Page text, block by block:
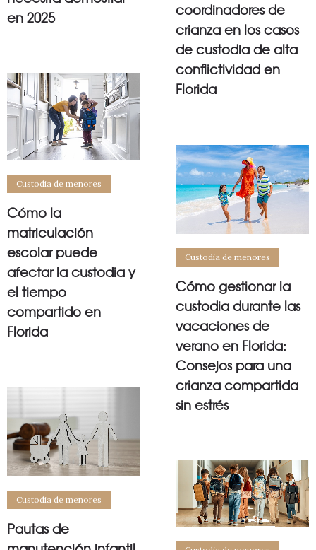
en 2025
coordinadores de
crianza en los casos
de custodia de alta
conflictividad en
Florida
Custodia de menores
Cómo la
matriculación
escolar puede
afectar la custodia y
el tiempo
compartido en
Florida
Custodia de menores
Cómo gestionar la
custodia durante las
vacaciones de
verano en Florida:
Consejos para una
crianza compartida
sin estrés
Custodia de menores
Pautas de